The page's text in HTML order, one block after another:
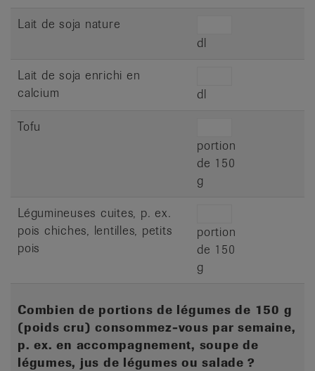
Lait de soja nature
dl
Lait de soja enrichi en
calcium
dl
Tofu
portion
de 150
g
Légumineuses cuites, p. ex.
pois chiches, lentilles, petits
pois
portion
de 150
g
Combien de portions de légumes de 150 g
(poids cru) consommez-vous par semaine,
p. ex. en accompagnement, soupe de
légumes, jus de légumes ou salade ?